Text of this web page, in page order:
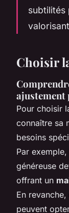
subtilités
Choisir
Pour choisir
connaître sa
besoins
Par
généreuse
offrant un
En
peuvent